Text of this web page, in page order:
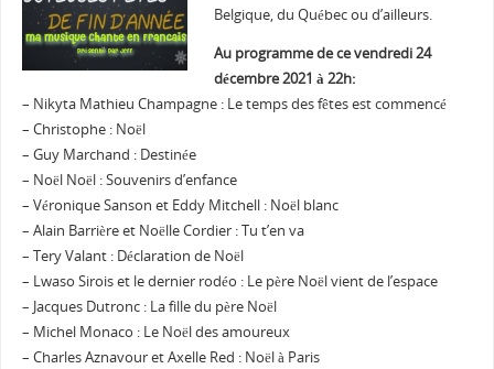
Belgique, du Québec ou d’ailleurs.
Au programme de ce vendredi 24
décembre 2021 à 22h:
– Nikyta Mathieu Champagne : Le temps des fêtes est commencé
– Christophe : Noël
– Guy Marchand : Destinée
– Noël Noël : Souvenirs d’enfance
– Véronique Sanson et Eddy Mitchell : Noël blanc
– Alain Barrière et Noëlle Cordier : Tu t’en va
– Tery Valant : Déclaration de Noël
– Lwaso Sirois et le dernier rodéo : Le père Noël vient de l’espace
– Jacques Dutronc : La fille du père Noël
– Michel Monaco : Le Noël des amoureux
– Charles Aznavour et Axelle Red : Noël à Paris